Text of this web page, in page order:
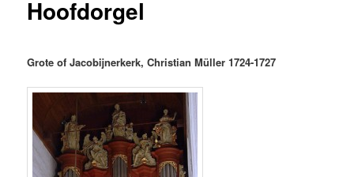
Hoofdorgel
Grote of Jacobijnerkerk, Christian Müller 1724-1727